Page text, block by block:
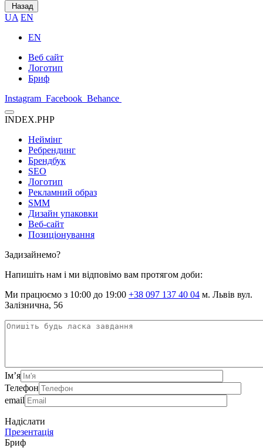
Назад
UA EN
EN
Веб сайт
Логотип
Бриф
Instagram Facebook Behance
INDEX.PHP
Неймінг
Ребрендинг
Брендбук
SEO
Логотип
Рекламний образ
SMM
Дизайн упаковки
Веб-сайт
Позиціонування
Задизайнемо?
Напишіть нам і ми відповімо вам протягом доби:
Ми працюємо з 10:00 до 19:00 +38 097 137 40 04 м. Львів вул.
Залізнична, 56
Ім’я
Телефон
email
Надіслати
Презентація
Бриф